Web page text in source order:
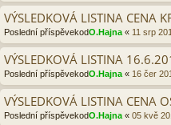
VÝSLEDKOVÁ LISTINA CENA
Poslední příspěvekodO.Hajna « 11 srp
VÝSLEDKOVÁ LISTINA
Poslední příspěvekodO.Hajna « 16 čer
VÝSLEDKOVÁ LISTINA CENA
Poslední příspěvekodO.Hajna « 05 kvě